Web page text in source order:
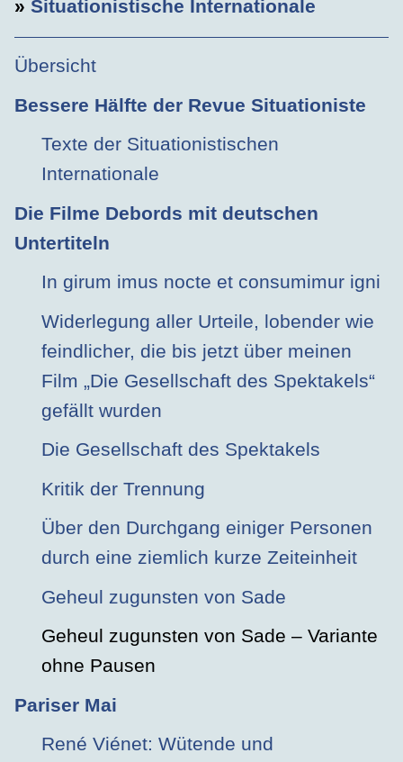
» Situationistische Internationale
Übersicht
Bessere Hälfte der Revue Situationiste
Texte der Situationistischen
Internationale
Die Filme Debords mit deutschen
Untertiteln
In girum imus nocte et consumimur igni
Widerlegung aller Urteile, lobender wie
feindlicher, die bis jetzt über meinen
Film „Die Gesellschaft des Spektakels“
gefällt wurden
Die Gesellschaft des Spektakels
Kritik der Trennung
Über den Durchgang einiger Personen
durch eine ziemlich kurze Zeiteinheit
Geheul zugunsten von Sade
Geheul zugunsten von Sade – Variante
ohne Pausen
Pariser Mai
René Viénet: Wütende und